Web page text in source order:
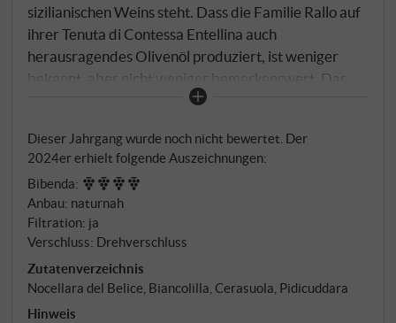
sizilianischen Weins steht. Dass die Familie Rallo auf
ihrer Tenuta di Contessa Entellina auch
herausragendes Olivenöl produziert, ist weniger
bekannt, aber nicht weniger bemerkenswert. Das
Milleanni vereint vier autochthone Olivensorten der
Cerasuola und die seltene Pidicuddara – ein
Quartett, das die aromatische Vielfalt Westsiziliens
in einer Cuvée bündelt.
Dieser Jahrgang wurde noch nicht bewertet. Der
2024er erhielt folgende Auszeichnungen:
Bibenda:
Anbau: naturnah
Filtration: ja
Verschluss: Drehverschluss
Zutatenverzeichnis
Nocellara del Belice, Biancolilla, Cerasuola, Pidicuddara
Hinweis